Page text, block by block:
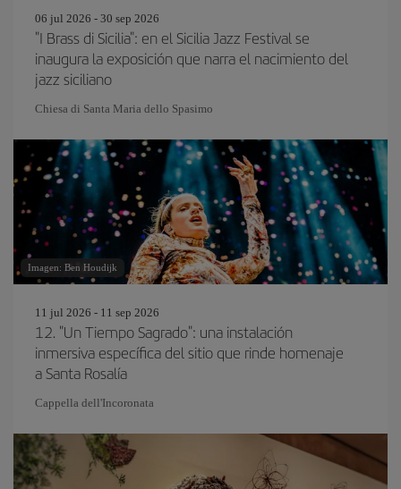
06 jul 2026 - 30 sep 2026
"I Brass di Sicilia": en el Sicilia Jazz Festival se
inaugura la exposición que narra el nacimiento del
jazz siciliano
Chiesa di Santa Maria dello Spasimo
Imagen: Ben Houdijk
11 jul 2026 - 11 sep 2026
12. "Un Tiempo Sagrado": una instalación
inmersiva específica del sitio que rinde homenaje
a Santa Rosalía
Cappella dell'Incoronata